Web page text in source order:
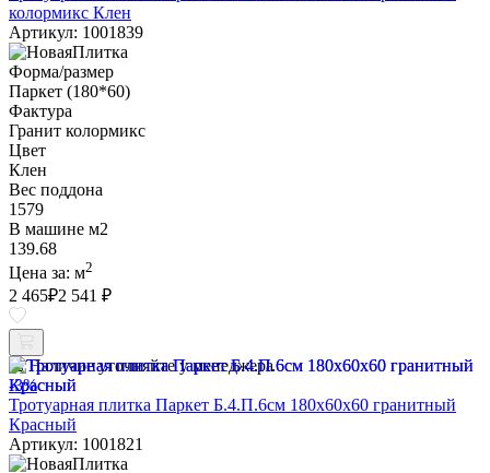
колормикс Клен
Артикул: 1001839
Форма/размер
Паркет (180*60)
Фактура
Гранит колормикс
Цвет
Клен
Вес поддона
1579
В машине м2
139.68
Цена за: м2
2 465₽2 541 ₽
Наличие уточняйте у менеджера
-3%
Тротуарная плитка Паркет Б.4.П.6см 180х60х60 гранитный
Красный
Артикул: 1001821